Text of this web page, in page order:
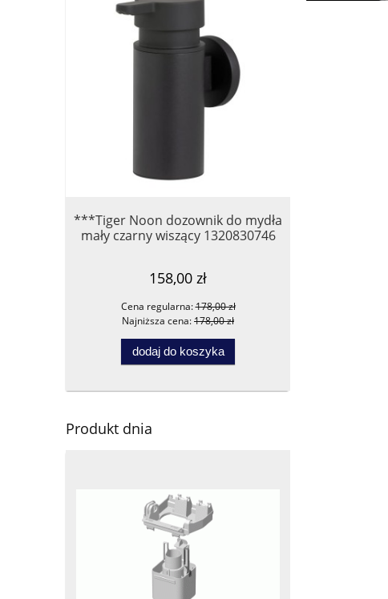
***Tiger Noon dozownik do mydła
mały czarny wiszący 1320830746
158,00 zł
Cena regularna:178,00 zł
Najniższa cena:178,00 zł
dodaj do koszyka
Produkt dnia